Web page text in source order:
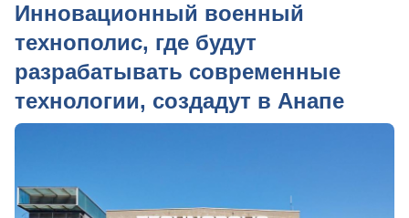
Инновационный военный
технополис, где будут
разрабатывать современные
технологии, создадут в Анапе